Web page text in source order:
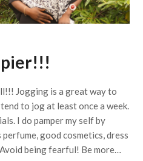
Jogging is a great way to
to jog at least once a week.
I do pamper my self by
good cosmetics, dress
being fearful! Be more…